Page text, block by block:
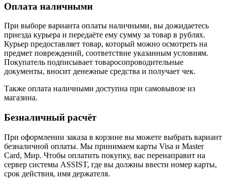
Оплата наличными
При выборе варианта оплаты наличными, вы дожидаетесь
приезда курьера и передаёте ему сумму за товар в рублях.
Курьер предоставляет товар, который можно осмотреть на
предмет повреждений, соответствие указанным условиям.
Покупатель подписывает товаросопроводительные
документы, вносит денежные средства и получает чек.
Также оплата наличными доступна при самовывозе из
магазина.
Безналичный расчёт
При оформлении заказа в корзине вы можете выбрать вариант
безналичной оплаты. Мы принимаем карты Visa и Master
Card, Мир. Чтобы оплатить покупку, вас перенаправит на
сервер системы ASSIST, где вы должны ввести номер карты,
срок действия, имя держателя.